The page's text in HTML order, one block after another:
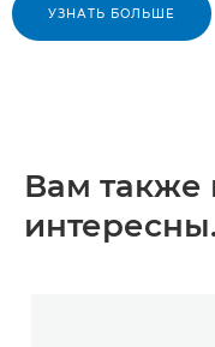
УЗНАТЬ БОЛЬШЕ
Вам также